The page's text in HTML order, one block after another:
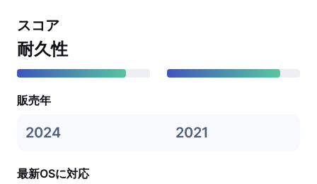
スコア
耐久性
販売年
2024 2021
最新OSに対応